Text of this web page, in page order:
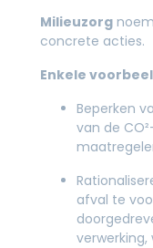
Milieuzorg
concrete acties.
Enkele
Beperken
van de
afval te